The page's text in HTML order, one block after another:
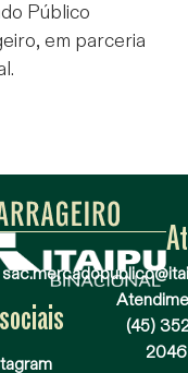
Público
em parceria
(45)
2046